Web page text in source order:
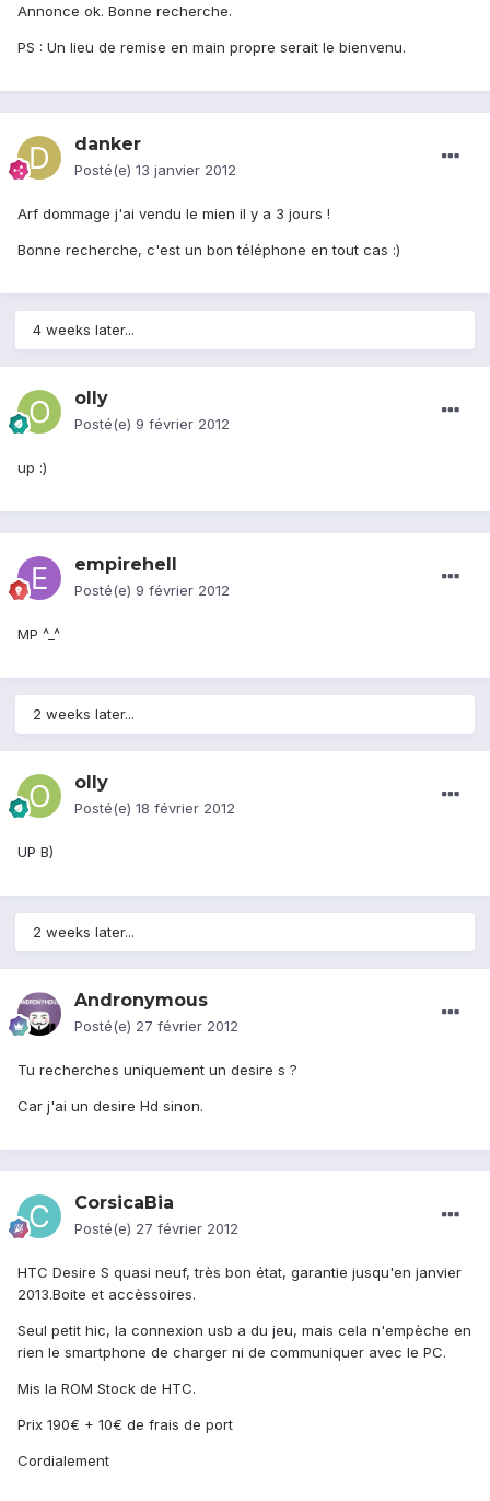
Annonce ok. Bonne recherche.
PS : Un lieu de remise en main propre serait le bienvenu.
danker
Posté(e) 13 janvier 2012
Arf dommage j'ai vendu le mien il y a 3 jours !
Bonne recherche, c'est un bon téléphone en tout cas :)
4 weeks later...
olly
Posté(e) 9 février 2012
up :)
empirehell
Posté(e) 9 février 2012
MP ^_^
2 weeks later...
olly
Posté(e) 18 février 2012
UP B)
2 weeks later...
Andronymous
Posté(e) 27 février 2012
Tu recherches uniquement un desire s ?
Car j'ai un desire Hd sinon.
CorsicaBia
Posté(e) 27 février 2012
HTC Desire S quasi neuf, très bon état, garantie jusqu'en janvier
2013.Boite et accèssoires.
Seul petit hic, la connexion usb a du jeu, mais cela n'empèche en
rien le smartphone de charger ni de communiquer avec le PC.
Mis la ROM Stock de HTC.
Prix 190€ + 10€ de frais de port
Cordialement